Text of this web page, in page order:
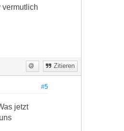
vermutlich
Zitieren
#5
jetzt